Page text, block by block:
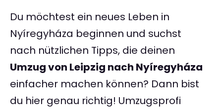
Du möchtest ein neues Leben in
Nyíregyháza beginnen und suchst
nach nützlichen Tipps, die deinen
Umzug von Leipzig nach Nyíregyháza
einfacher machen können? Dann bist
du hier genau richtig! Umzugsprofi